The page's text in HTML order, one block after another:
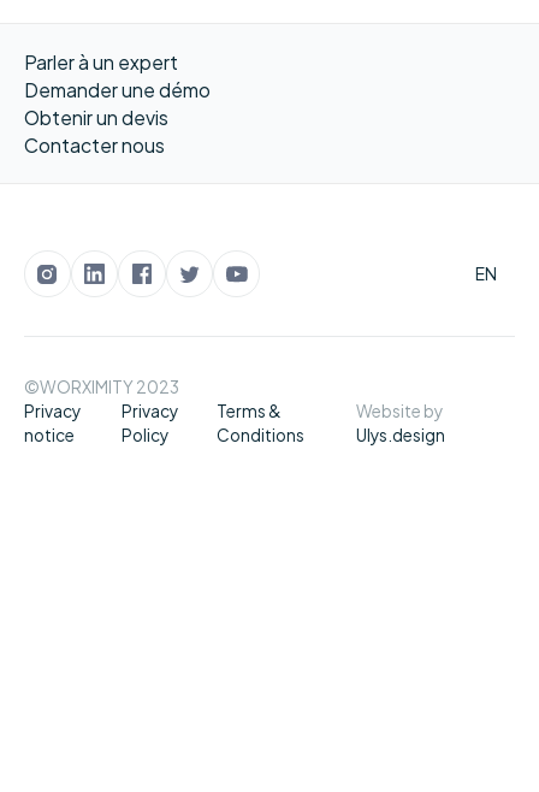
Parler à un expert
Demander une démo
Obtenir un devis
Contacter nous
EN
©WORXIMITY 2023
Privacy
notice
Privacy
Policy
Terms &
Conditions
Website by
Ulys.design